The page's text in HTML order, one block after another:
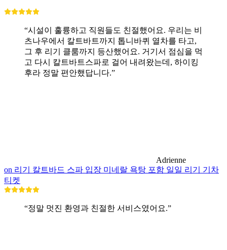
“시설이 훌륭하고 직원들도 친절했어요. 우리는 비
츠나우에서 칼트바트까지 톱니바퀴 열차를 타고,
그 후 리기 클룸까지 등산했어요. 거기서 점심을 먹
고 다시 칼트바트스파로 걸어 내려왔는데, 하이킹
후라 정말 편안했답니다.”
Adrienne
on 리기 칼트바드 스파 입장 미네랄 욕탕 포함 일일 리기 기차
티켓
“정말 멋진 환영과 친절한 서비스였어요.”